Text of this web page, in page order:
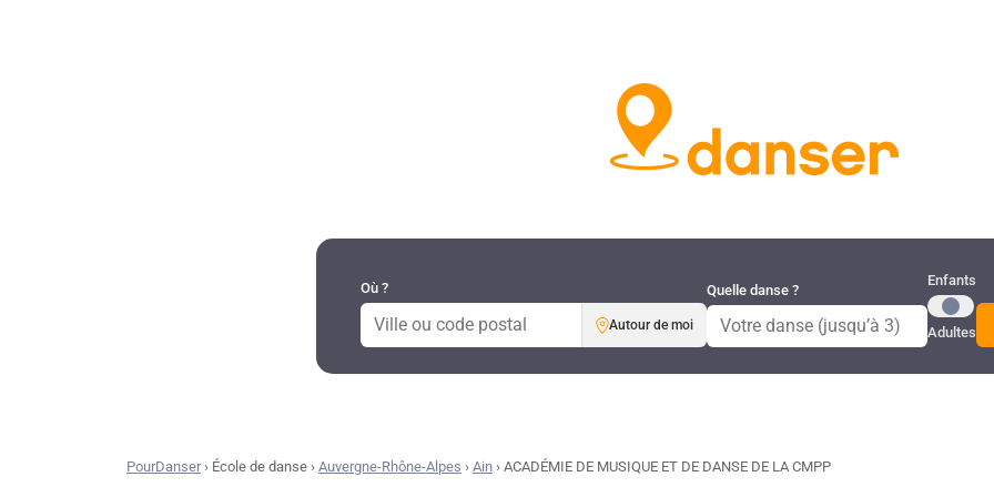
Où ?
Autour de moi
Quelle danse ?
Enfants
Adultes
PourDanser› École de danse › Auvergne-Rhône-Alpes › Ain › ACADÉMIE DE MUSIQUE ET DE DANSE DE LA CMPP